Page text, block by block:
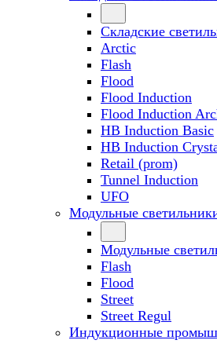
Складские
Arctic
Flash
Flood
Flood Induction
Flood Induction
HB Induction Basic
HB Induction
Retail (prom)
Tunnel Induction
UFO
Модульные
Модульные
Flash
Flood
Street
Street Regul
Индукционные